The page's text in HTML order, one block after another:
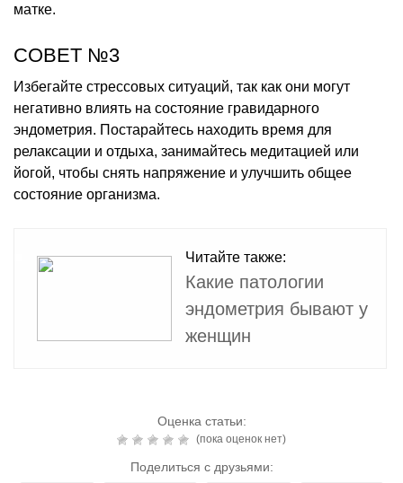
матке.
СОВЕТ №3
Избегайте стрессовых ситуаций, так как они могут
негативно влиять на состояние гравидарного
эндометрия. Постарайтесь находить время для
релаксации и отдыха, занимайтесь медитацией или
йогой, чтобы снять напряжение и улучшить общее
состояние организма.
Читайте также:
Какие патологии
эндометрия бывают у
женщин
Оценка статьи:
(пока оценок нет)
Поделиться с друзьями: